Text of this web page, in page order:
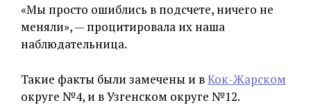
«Мы просто ошиблись в подсчете, ничего не
меняли», — процитировала их наша
наблюдательница.
Такие факты были замечены и вКок-Жарском
округе №4, и в Узгенском округе №12.